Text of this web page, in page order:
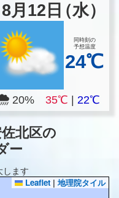
8月 12 日（水）
同時刻の
予想温度
24℃
20% 35℃ |22℃
北区の
ー
します
Leaflet | 地理院タイル